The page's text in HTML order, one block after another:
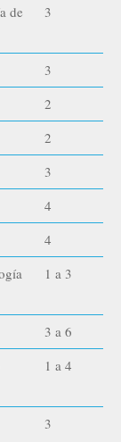
de
3
3
2
2
3
4
4
1 a 3
3 a 6
1 a 4
3